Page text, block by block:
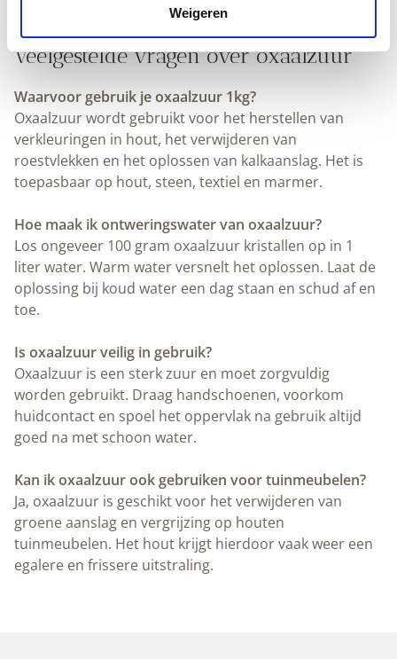
Weigeren
Veelgestelde vragen over oxaalzuur
Waarvoor gebruik je oxaalzuur 1kg?
Oxaalzuur wordt gebruikt voor het herstellen van
verkleuringen in hout, het verwijderen van
roestvlekken en het oplossen van kalkaanslag. Het is
toepasbaar op hout, steen, textiel en marmer.
Hoe maak ik ontweringswater van oxaalzuur?
Los ongeveer 100 gram oxaalzuur kristallen op in 1
liter water. Warm water versnelt het oplossen. Laat de
oplossing bij koud water een dag staan en schud af en
toe.
Is oxaalzuur veilig in gebruik?
Oxaalzuur is een sterk zuur en moet zorgvuldig
worden gebruikt. Draag handschoenen, voorkom
huidcontact en spoel het oppervlak na gebruik altijd
goed na met schoon water.
Kan ik oxaalzuur ook gebruiken voor tuinmeubelen?
Ja, oxaalzuur is geschikt voor het verwijderen van
groene aanslag en vergrijzing op houten
tuinmeubelen. Het hout krijgt hierdoor vaak weer een
egalere en frissere uitstraling.